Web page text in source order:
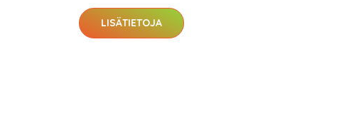
LISÄTIETOJA